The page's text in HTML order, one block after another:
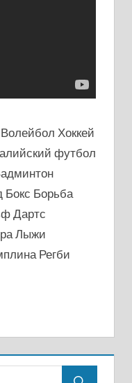
Хоккей
футбол
Бокс Борьба
Дартс
Лыжи
Регби